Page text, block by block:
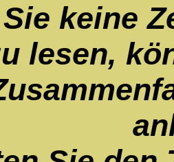
keine
lesen,